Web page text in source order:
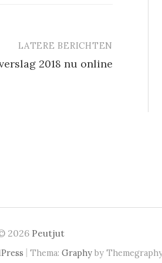
LATERE BERICHTEN
2018 nu online
2026 Peutjut
| Thema: Graphyby